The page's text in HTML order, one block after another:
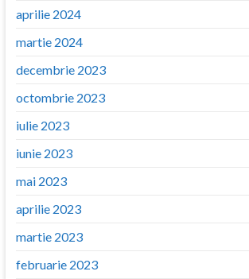
aprilie 2024
martie 2024
decembrie 2023
octombrie 2023
iulie 2023
iunie 2023
mai 2023
aprilie 2023
martie 2023
februarie 2023